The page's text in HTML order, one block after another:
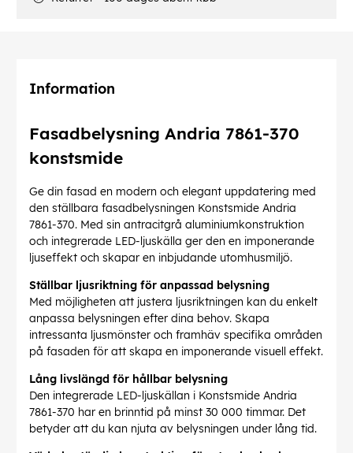
Information
Fasadbelysning Andria 7861-370
konstsmide
Ge din fasad en modern och elegant uppdatering med
den ställbara fasadbelysningen Konstsmide Andria
7861-370. Med sin antracitgrå aluminiumkonstruktion
och integrerade LED-ljuskälla ger den en imponerande
ljuseffekt och skapar en inbjudande utomhusmiljö.
Ställbar ljusriktning för anpassad belysning
Med möjligheten att justera ljusriktningen kan du enkelt
anpassa belysningen efter dina behov. Skapa
intressanta ljusmönster och framhäv specifika områden
på fasaden för att skapa en imponerande visuell effekt.
Lång livslängd för hållbar belysning
Den integrerade LED-ljuskällan i Konstsmide Andria
7861-370 har en brinntid på minst 30 000 timmar. Det
betyder att du kan njuta av belysningen under lång tid.